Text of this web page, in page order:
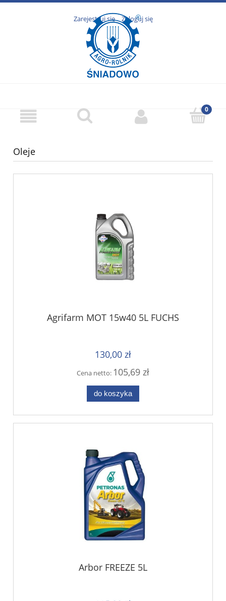
Zarejestruj się Zaloguj się
Oleje
Agrifarm MOT 15w40 5L FUCHS
130,00 zł
Cena netto: 105,69 zł
do koszyka
Arbor FREEZE 5L